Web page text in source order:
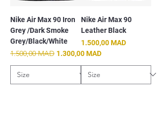
Nike Air Max 90 Iron
Grey /Dark Smoke
Grey/Black/White
Prix original
1.500,00 MAD Prix promotionnel
1.300,00 MAD
Nike Air Max 90
Leather Black
Prix
1.500,00 MAD